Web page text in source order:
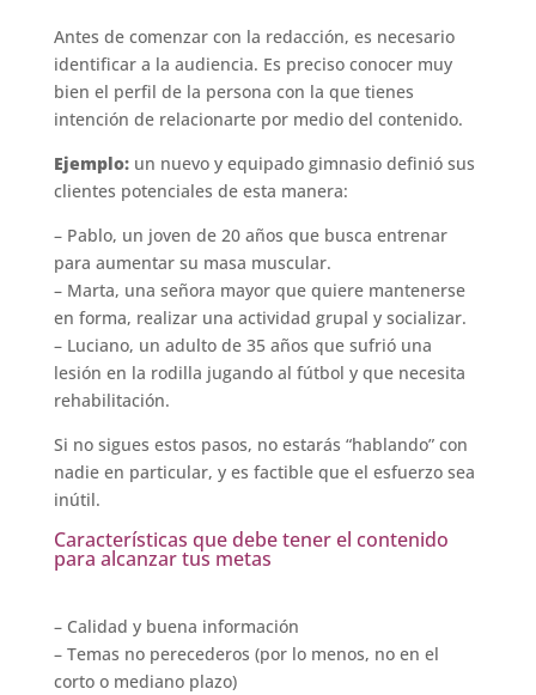
Antes de comenzar con la redacción, es necesario
identificar a la audiencia. Es preciso conocer muy
bien el perfil de la persona con la que tienes
intención de relacionarte por medio del contenido.
Ejemplo: un nuevo y equipado gimnasio definió sus
clientes potenciales de esta manera:
– Pablo, un joven de 20 años que busca entrenar
para aumentar su masa muscular.
– Marta, una señora mayor que quiere mantenerse
en forma, realizar una actividad grupal y socializar.
– Luciano, un adulto de 35 años que sufrió una
lesión en la rodilla jugando al fútbol y que necesita
rehabilitación.
Si no sigues estos pasos, no estarás “hablando” con
nadie en particular, y es factible que el esfuerzo sea
inútil.
Características que debe tener el contenido
para alcanzar tus metas
– Calidad y buena información
– Temas no perecederos (por lo menos, no en el
corto o mediano plazo)